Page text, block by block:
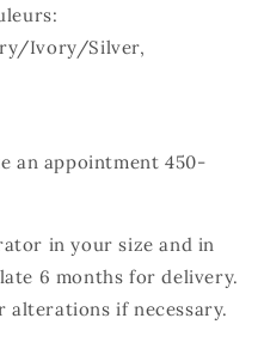
Ivory/Silver,
an appointment 450-
in your size and in
6 months for delivery.
alterations if necessary.